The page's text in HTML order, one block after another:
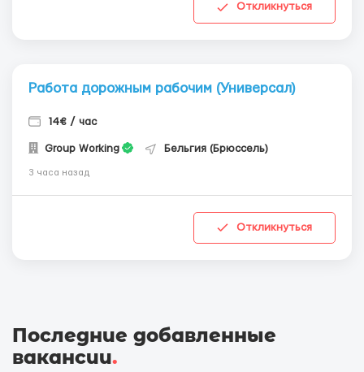
Откликнуться
Работа дорожным рабочим (Универсал)
14€ / час
Group Working Бельгия (Брюссель)
3 часа назад
Откликнуться
Последние добавленные
вакансии.